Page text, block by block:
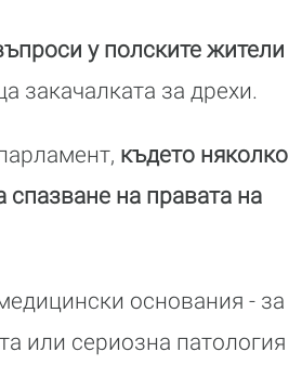
у полските жители
закачалката за дрехи.
където няколко
на правата на
основания - за
или сериозна патология